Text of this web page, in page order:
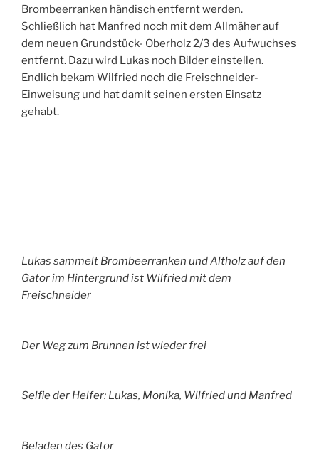
Brombeerranken händisch entfernt werden.
Schließlich hat Manfred noch mit dem Allmäher auf
dem neuen Grundstück- Oberholz 2/3 des Aufwuchses
entfernt. Dazu wird Lukas noch Bilder einstellen.
Endlich bekam Wilfried noch die Freischneider-
Einweisung und hat damit seinen ersten Einsatz
gehabt.
Lukas sammelt Brombeerranken und Altholz auf den
Gator im Hintergrund ist Wilfried mit dem
Freischneider
Der Weg zum Brunnen ist wieder frei
Selfie der Helfer: Lukas, Monika, Wilfried und Manfred
Beladen des Gator